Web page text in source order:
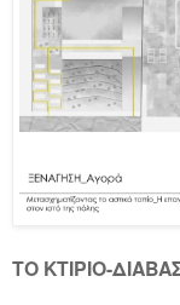
ΤΟ ΚΤΙΡΙΟ-